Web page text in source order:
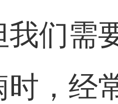
们需
，经